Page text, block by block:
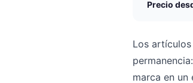
Precio
Los
marca en